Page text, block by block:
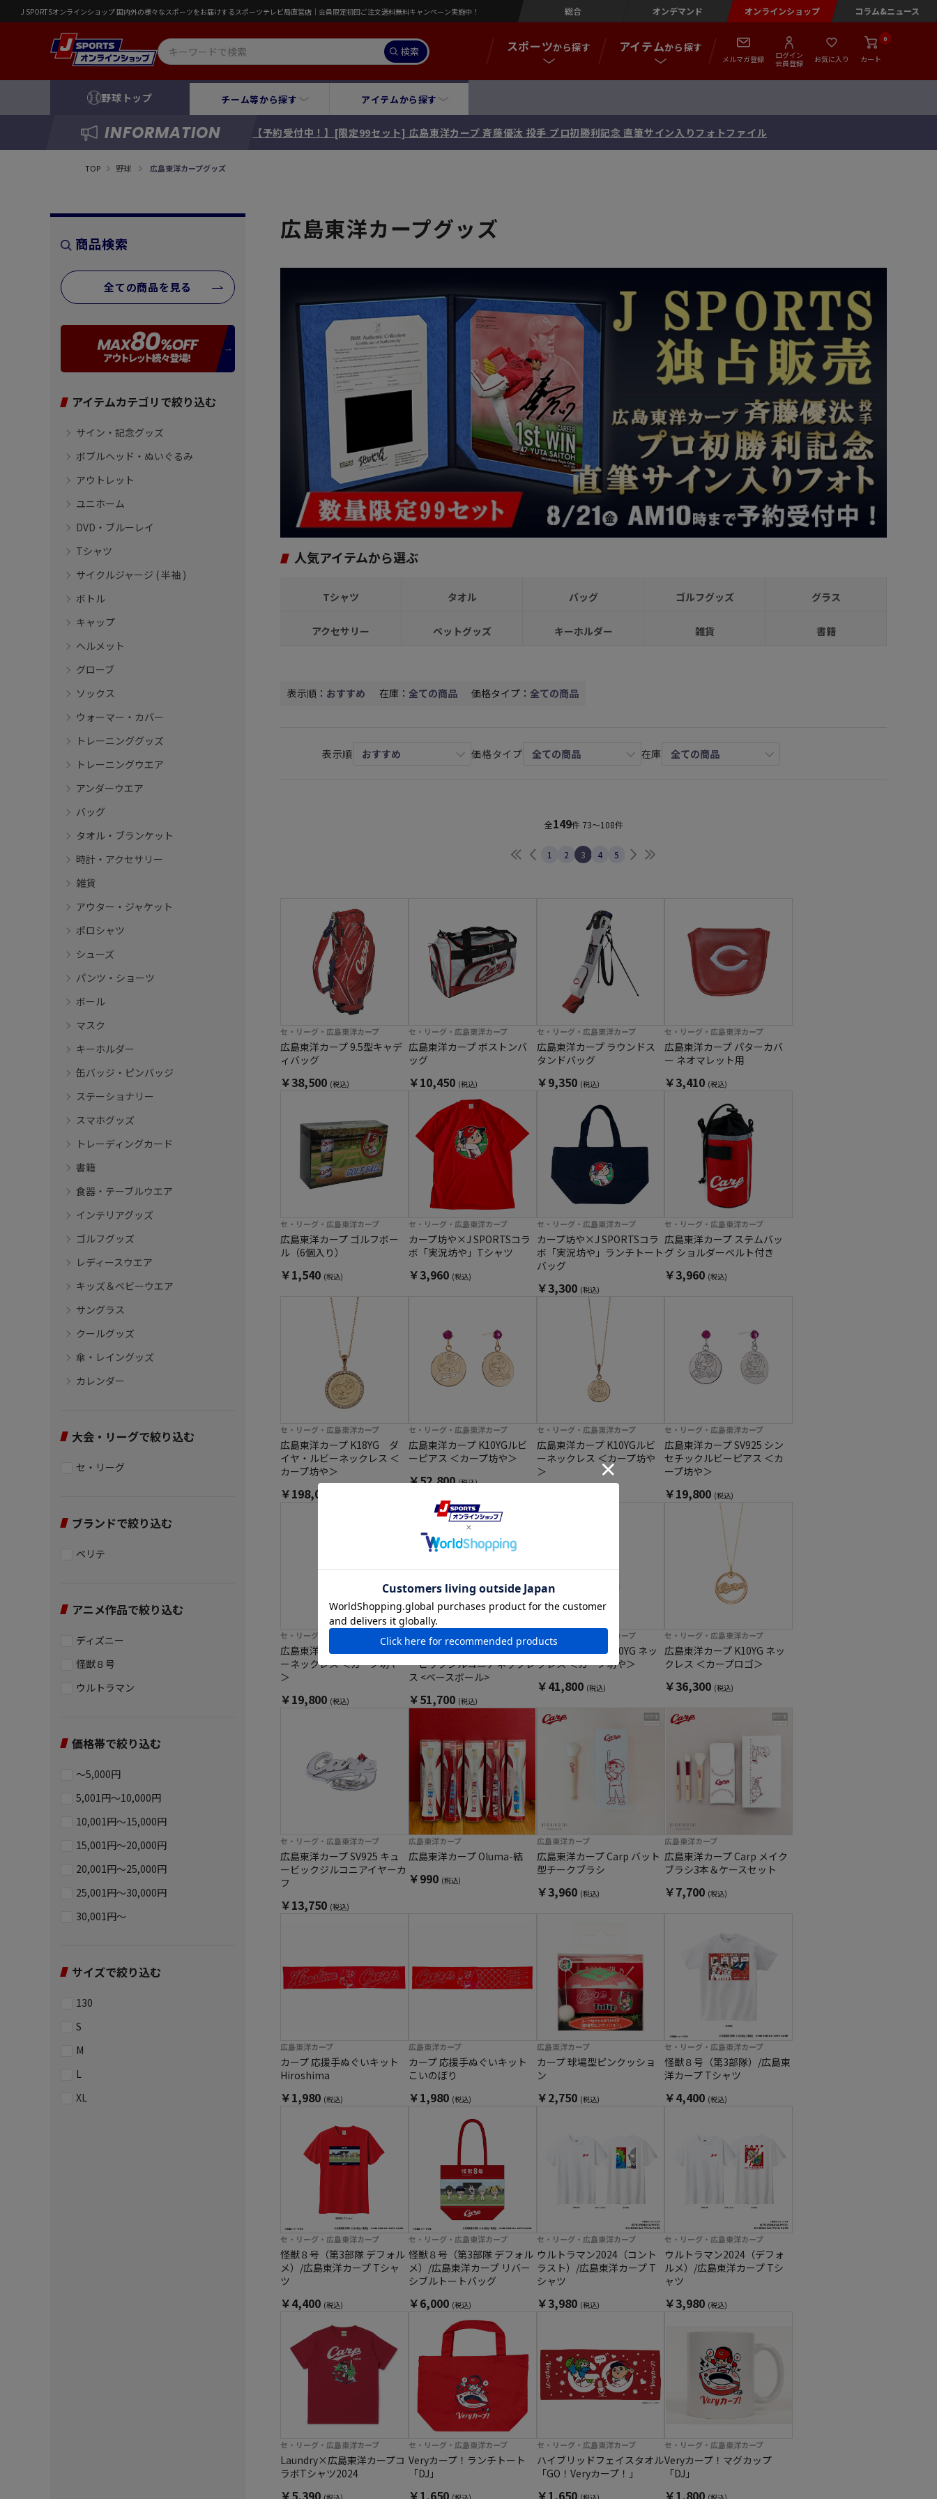
J SPORTSオンラインショップ 国内外の様々なスポーツをお届けするスポーツテレビ局直営店｜会員限定初回ご注文送料無料キャンペーン実施中！ 総合 オンデマンド オンラインショップ コラム&ニュース
検索 スポーツから探す アイテムから探す
メルマガ登録
ログイン
会員登録
お気に入り カート
0
野球トップ チーム等から探す アイテムから探す
INFORMATION 【予約受付中！】[限定99セット] 広島東洋カープ 斉藤優汰 投手 プロ初勝利記念 直筆サイン入りフォトファイル
TOP 野球 広島東洋カープグッズ
商品検索
全ての商品を見る
アイテムカテゴリで絞り込む
サイン・記念グッズ
ボブルヘッド・ぬいぐるみ
アウトレット
ユニホーム
DVD・ブルーレイ
Tシャツ
サイクルジャージ ( 半袖 )
ボトル
キャップ
ヘルメット
グローブ
ソックス
ウォーマー・カバー
トレーニンググッズ
トレーニングウエア
アンダーウエア
バッグ
タオル・ブランケット
時計・アクセサリー
雑貨
アウター・ジャケット
ポロシャツ
シューズ
パンツ・ショーツ
ボール
マスク
キーホルダー
缶バッジ・ピンバッジ
ステーショナリー
スマホグッズ
トレーディングカード
書籍
食器・テーブルウエア
インテリアグッズ
ゴルフグッズ
レディースウエア
キッズ＆ベビーウエア
サングラス
クールグッズ
傘・レイングッズ
カレンダー
大会・リーグで絞り込む
セ・リーグ
ブランドで絞り込む
ベリテ
アニメ作品で絞り込む
ディズニー
怪獣８号
ウルトラマン
価格帯で絞り込む
～5,000円
5,001円～10,000円
10,001円～15,000円
15,001円～20,000円
20,001円～25,000円
25,001円～30,000円
30,001円～
サイズで絞り込む
130
S
M
L
XL
広島東洋カープグッズ
人気アイテムから選ぶ
Tシャツ タオル バッグ ゴルフグッズ グラス
アクセサリー ペットグッズ キーホルダー 雑貨 書籍
表示順： おすすめ 在庫： 全ての商品 価格タイプ： 全ての商品
表示順 価格タイプ 在庫
全149件 73～108件
最初へ前へ
1 2 3 4 5 次へ
セ・リーグ・広島東洋カープ
広島東洋カープ 9.5型キャデ
ィバッグ
￥38,500 (税込)
セ・リーグ・広島東洋カープ
広島東洋カープ ボストンバ
ッグ
￥10,450 (税込)
セ・リーグ・広島東洋カープ
広島東洋カープ ラウンドス
タンドバッグ
￥9,350 (税込)
セ・リーグ・広島東洋カープ
広島東洋カープ パターカバ
ー ネオマレット用
￥3,410 (税込)
セ・リーグ・広島東洋カープ
広島東洋カープ ゴルフボー
ル（6個入り）
￥1,540 (税込)
セ・リーグ・広島東洋カープ
カープ坊や×J SPORTSコラ
ボ「実況坊や」Tシャツ
￥3,960 (税込)
セ・リーグ・広島東洋カープ
カープ坊や×J SPORTSコラ
ボ「実況坊や」ランチトート
バッグ
￥3,300 (税込)
セ・リーグ・広島東洋カープ
広島東洋カープ ステムバッ
グ ショルダーベルト付き
￥3,960 (税込)
セ・リーグ・広島東洋カープ
広島東洋カープ K18YG ダ
イヤ・ルビーネックレス ＜
カープ坊や＞
￥198,000
セ・リーグ・広島東洋カープ
広島東洋カープ K10YGルビ
ーピアス ＜カープ坊や＞
￥52,800(税込)
セ・リーグ・広島東洋カープ
広島東洋カープ K10YGルビ
ーネックレス ＜カープ坊や
＞
セ・リーグ・広島東洋カープ
広島東洋カープ SV925 シン
セチックルビーピアス ＜カ
ープ坊や＞
￥19,800 (税込)
セ・リーグ・広島東洋カープ
広島東洋カープ SV925 ルビ
ーネックレス ＜カープ坊や
＞
￥19,800 (税込)
セ・リーグ・広島東洋カープ
広島東洋カープ K10YG キュ
ービックジルコニアネックレ
ス <ベースボール>
￥51,700 (税込)
セ・リーグ・広島東洋カープ
広島東洋カープ K10YG ネッ
クレス ＜カープ坊や＞
￥41,800 (税込)
セ・リーグ・広島東洋カープ
広島東洋カープ K10YG ネッ
クレス ＜カープロゴ＞
￥36,300 (税込)
セ・リーグ・広島東洋カープ
広島東洋カープ SV925 キュ
ービックジルコニアイヤーカ
フ
￥13,750 (税込)
広島東洋カープ
広島東洋カープ Oluma-結
￥990 (税込)
広島東洋カープ
広島東洋カープ Carp バット
型チークブラシ
￥3,960 (税込)
広島東洋カープ
広島東洋カープ Carp メイク
ブラシ3本＆ケースセット
￥7,700 (税込)
広島東洋カープ
カープ 応援手ぬぐいキット
Hiroshima
￥1,980 (税込)
広島東洋カープ
カープ 応援手ぬぐいキット
こいのぼり
￥1,980 (税込)
広島東洋カープ
カープ 球場型ピンクッショ
ン
￥2,750 (税込)
セ・リーグ・広島東洋カープ
怪獣８号（第3部隊）/広島東
洋カープ Tシャツ
￥4,400 (税込)
セ・リーグ・広島東洋カープ
怪獣８号（第3部隊 デフォル
メ）/広島東洋カープ Tシャ
ツ
￥4,400 (税込)
セ・リーグ・広島東洋カープ
怪獣８号（第3部隊 デフォル
メ）/広島東洋カープ リバー
シブルトートバッグ
￥6,000 (税込)
セ・リーグ・広島東洋カープ
ウルトラマン2024（コント
ラスト）/広島東洋カープ T
シャツ
￥3,980 (税込)
セ・リーグ・広島東洋カープ
ウルトラマン2024（デフォ
ルメ）/広島東洋カープ Tシ
ャツ
￥3,980 (税込)
セ・リーグ・広島東洋カープ
Laundry×広島東洋カープコ
ラボTシャツ2024
￥5,390
セ・リーグ・広島東洋カープ
Veryカープ！ランチトート
「DJ」
￥1,650
セ・リーグ・広島東洋カープ
ハイブリッドフェイスタオル
「GO！Veryカープ！」
￥1,650
セ・リーグ・広島東洋カープ
Veryカープ！マグカップ
「DJ」
￥1,800